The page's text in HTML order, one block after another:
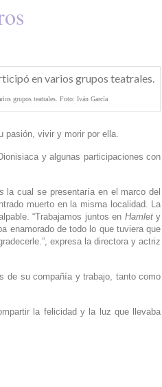
grupos teatrales. Foto: Iván García
pasión, vivir y morir por ella.
y algunas participaciones con
la cual se presentaría en el marco del
muerto en la misma localidad. La
“Trabajamos juntos en Hamlety
enamorado de todo lo que tuviera que
expresa la directora y actriz
de su compañía y trabajo, tanto como
la felicidad y la luz que llevaba